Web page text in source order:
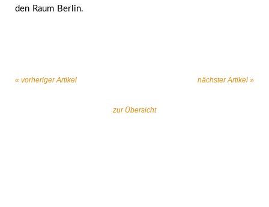
den Raum Berlin.
« vorheriger Artikel
zur Übersicht
nächster Artikel »